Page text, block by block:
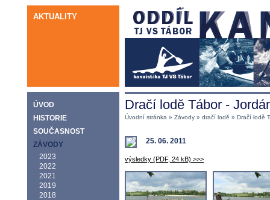
AKTUALITY
ÚVOD
HISTORIE
SOUČASNOST
ZÁVODY
2023
2022
2021
2019
2018
Dračí lodě Tábor -
Úvodní stránka » Závody » dračí lodě » Dračí lodě
25. 06. 2011
výsledky (PDF, 24 kB) >>>